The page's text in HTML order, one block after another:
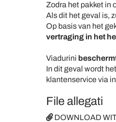
Zodra het pakket in
Als dit het geval is,
Op basis van het
vertraging in het
Viadurini
In dit geval wordt het
klantenservice via
File allegati
DOWNLOAD